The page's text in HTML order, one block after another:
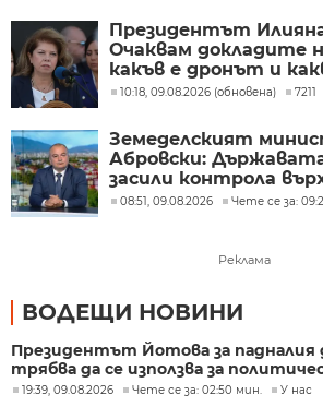
Президентът
Очаквам докладите
какъв е дронът и
неговата роля
10:18, 09.08.2026 (обновена) 7211
Земеделският
Абровски:
засили контрола
трети страни
08:51, 09.08.2026 Чете се за:
Реклама
ВОДЕЩИ НОВИНИ
Президентът Йотова за падналия
трябва да се използва за
19:39, 09.08.2026 Чете се за: 02:50 мин. У нас